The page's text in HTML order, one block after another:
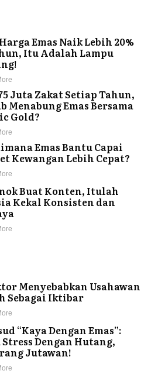
Emas Naik Lebih 20%
Itu Adalah Lampu
Juta Zakat Setiap Tahun,
Menabung Emas Bersama
Gold?
Emas Bantu Capai
Kewangan Lebih Cepat?
Buat Konten, Itulah
Kekal Konsisten dan
Menyebabkan Usahawan
Sebagai Iktibar
“Kaya Dengan Emas”:
Dengan Hutang,
Jutawan!